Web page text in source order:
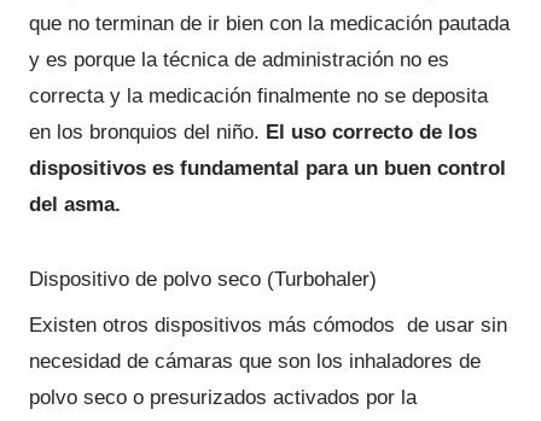
que no terminan de ir bien con la medicación pautada
y es porque la técnica de administración no es
correcta y la medicación finalmente no se deposita
en los bronquios del niño. El uso correcto de los
dispositivos es fundamental para un buen control
del asma.
Dispositivo de polvo seco (Turbohaler)
Existen otros dispositivos más cómodos de usar sin
necesidad de cámaras que son los inhaladores de
polvo seco o presurizados activados por la